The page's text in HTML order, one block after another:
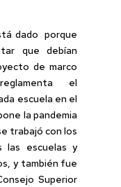
dado porque
que debían
de marco
el
escuela en el
la pandemia
trabajó con los
las escuelas y
y también fue
Superior